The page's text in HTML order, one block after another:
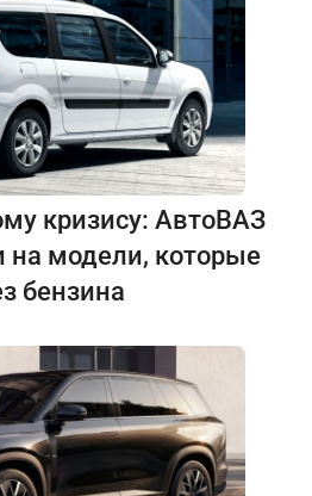
кризису: АвтоВАЗ
на модели, которые
бензина